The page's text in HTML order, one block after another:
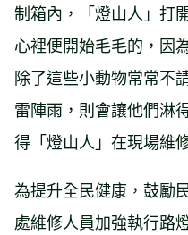
制箱內，「燈山人」打
心裡便開始毛毛的，因
除了這些小動物常常不
雷陣雨，則會讓他們淋
得「燈山人」在現場維
為提升全民健康，鼓勵
處維修人員加強執行路